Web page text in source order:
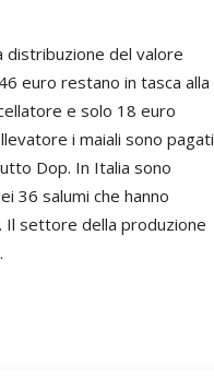
distribuzione del valore
euro restano in tasca alla
e solo 18 euro
i maiali sono pagati
Dop. In Italia sono
36 salumi che hanno
Il settore della produzione